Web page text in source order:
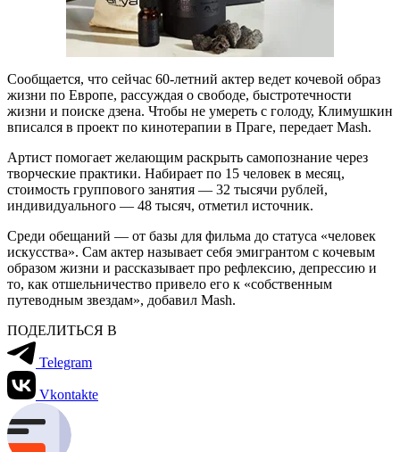
Сообщается, что сейчас 60-летний актер ведет кочевой образ
жизни по Европе, рассуждая о свободе, быстротечности
жизни и поиске дзена. Чтобы не умереть с голоду, Климушкин
вписался в проект по кинотерапии в Праге, передает Mash.
Артист помогает желающим раскрыть самопознание через
творческие практики. Набирает по 15 человек в месяц,
стоимость группового занятия — 32 тысячи рублей,
индивидуального — 48 тысяч, отметил источник.
Среди обещаний — от базы для фильма до статуса «человек
искусства». Сам актер называет себя эмигрантом с кочевым
образом жизни и рассказывает про рефлексию, депрессию и
то, как отшельничество привело его к «собственным
путеводным звездам», добавил Mash.
ПОДЕЛИТЬСЯ В
Telegram
Vkontakte